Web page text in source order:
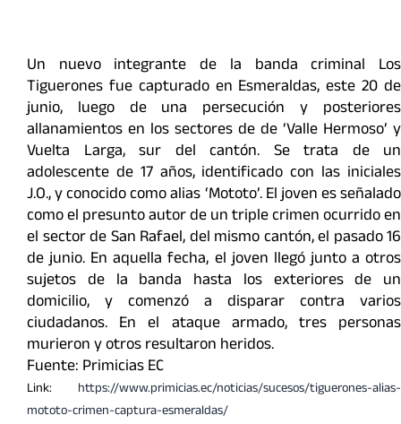
Un nuevo integrante de la banda criminal Los
Tiguerones fue capturado en Esmeraldas, este 20 de
junio, luego de una persecución y posteriores
allanamientos en los sectores de de ‘Valle Hermoso’ y
Vuelta Larga, sur del cantón. Se trata de un
adolescente de 17 años, identificado con las iniciales
J.O., y conocido como alias ‘Mototo’. El joven es señalado
como el presunto autor de un triple crimen ocurrido en
el sector de San Rafael, del mismo cantón, el pasado 16
de junio. En aquella fecha, el joven llegó junto a otros
sujetos de la banda hasta los exteriores de un
domicilio, y comenzó a disparar contra varios
ciudadanos. En el ataque armado, tres personas
murieron y otros resultaron heridos.
Fuente: Primicias EC
Link: https://www.primicias.ec/noticias/sucesos/tiguerones-alias-
mototo-crimen-captura-esmeraldas/